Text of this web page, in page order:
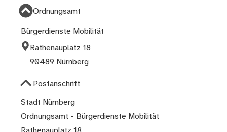
Ordnungsamt
Bürgerdienste Mobilität
Rathenauplatz 18
90489 Nürnberg
Postanschrift
Stadt Nürnberg
Ordnungsamt - Bürgerdienste Mobilität